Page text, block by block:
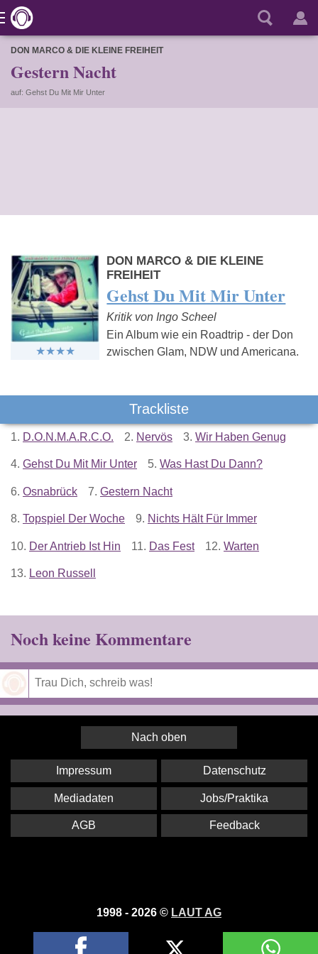
DON MARCO & DIE KLEINE FREIHEIT
Gestern Nacht
auf: Gehst Du Mit Mir Unter
DON MARCO & DIE KLEINE
FREIHEIT
Gehst Du Mit Mir Unter
Kritik von Ingo Scheel
Ein Album wie ein Roadtrip - der Don
zwischen Glam, NDW und Americana.
Trackliste
1. D.O.N.M.A.R.C.O. 2. Nervös 3. Wir Haben Genug
4. Gehst Du Mit Mir Unter 5. Was Hast Du Dann?
6. Osnabrück 7. Gestern Nacht
8. Topspiel Der Woche 9. Nichts Hält Für Immer
10. Der Antrieb Ist Hin 11. Das Fest 12. Warten
13. Leon Russell
Noch keine Kommentare
Nach oben
1998 - 2026 © LAUT AG
Impressum Datenschutz
Mediadaten Jobs/Praktika
AGB Feedback